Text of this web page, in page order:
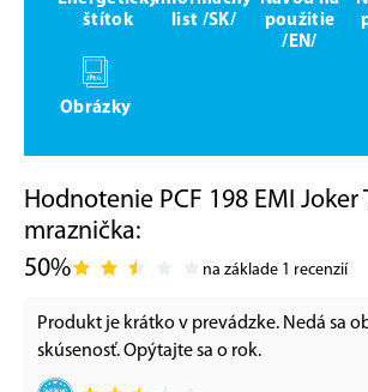
štítok
list /SK/
použitie
/EN/
Obrázky
Hodnotenie PCF 198 EMI Joker
mraznička:
50%
na základe 1 recenzií
Produkt je krátko v prevádzke. Nedá sa
skúsenosť. Opýtajte sa o rok.